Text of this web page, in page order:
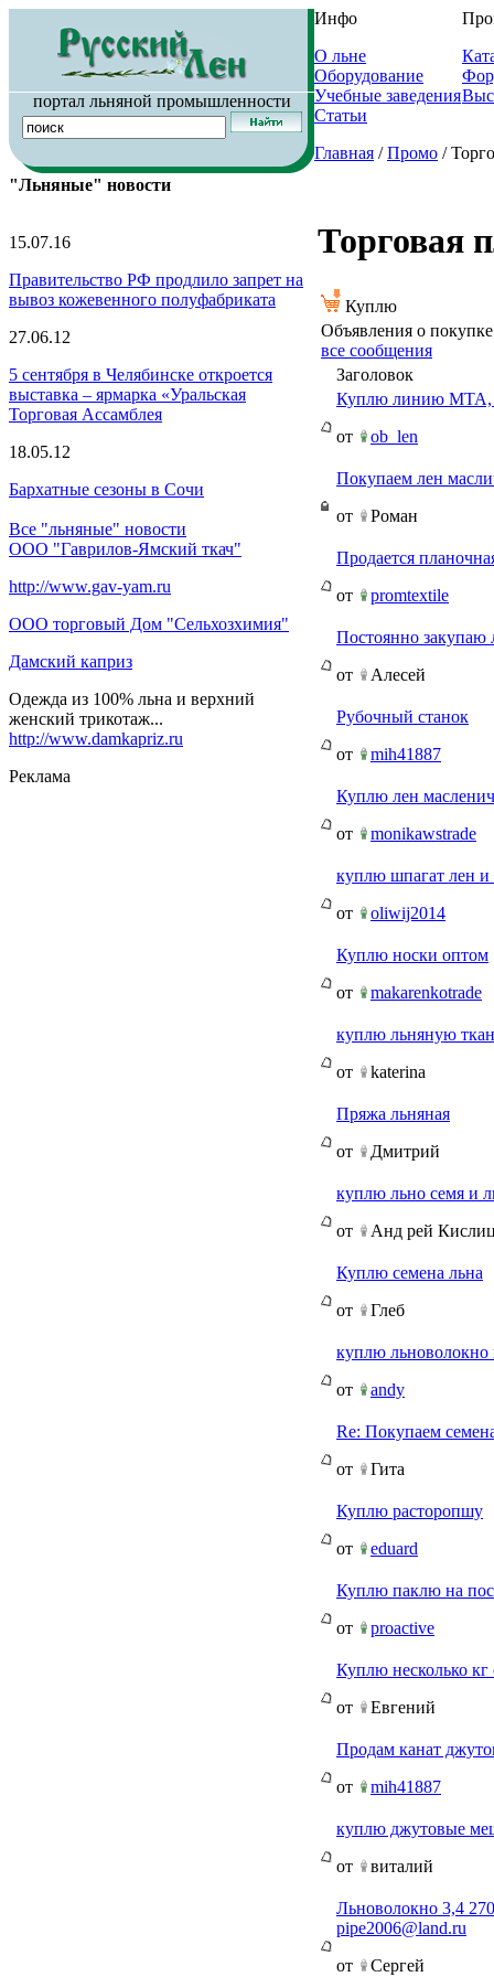
портал льняной промышленности
Инфо
О льне
Оборудование
Учебные заведения
Статьи
Главная /Промо /
"Льняные" новости
15.07.16
Правительство РФ продлило запрет на
вывоз кожевенного полуфабриката
27.06.12
5 сентября в Челябинске откроется
выставка – ярмарка «Уральская
Торговая Ассамблея
18.05.12
Бархатные сезоны в Сочи
Все "льняные" новости
ООО "Гаврилов-Ямский ткач"
http://www.gav-yam.ru
ООО торговый Дом "Сельхозхимия"
Дамский каприз
Одежда из 100% льна и верхний
женский трикотаж...
http://www.damkapriz.ru
Реклама
Торговая
Куплю
Объявления о покупке
все сообщения
Заголовок
Куплю линию МТА,
от
ob_len
Покупаем лен
от
Роман
Продается
от
promtextile
Постоянно
от
Алесей
Рубочный станок
от
mih41887
Куплю лен
от
monikawstrade
куплю шпагат лен и
от
oliwij2014
Куплю носки оптом
от
makarenkotrade
куплю льняную
от
katerina
Пряжа льняная
от
Дмитрий
куплю льно семя и
от
Анд рей
Куплю семена льна
от
Глеб
куплю льноволокно
от
andy
Re: Покупаем
от
Гита
Куплю расторопшу
от
eduard
Куплю паклю на
от
proactive
Куплю несколько кг
от
Евгений
Продам канат
от
mih41887
куплю джутовые
от
виталий
Льноволокно 3,4
pipe2006@land.ru
от
Сергей